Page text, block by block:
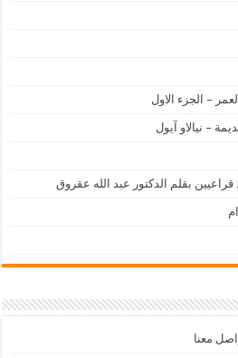
– الجزء الاول
– نيالاو آيول
بقلم الدكتور عبد الله عقروق
معنا